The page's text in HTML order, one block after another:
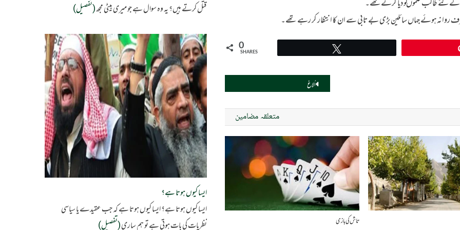
کے لئے طالب علموں کو دیا کرتےتھے۔
روانہ ہوئے جہاں سائلین بڑی بے تابی سے ان کا انتظار کر رہے تھے۔
0
SHARES
اُلاغ
متعلقہ مضامین
تاش کی بازی
قتل کرتے ہیں؟ یہ وہ سوال ہے جو میری بیٹی مجھ(تفصیل)
ایسا کیوں ہوتا ہے؟
ایسا کیوں ہوتا ہے؟ ایسا کیوں ہوتا ہے کہ جب عقیدے یا سیاسی
نظریات کی بات ہوتی ہے تو ہم ساری(تفصیل)